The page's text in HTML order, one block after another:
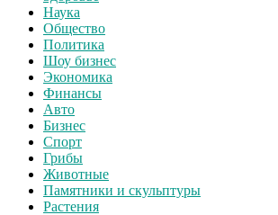
Наука
Общество
Политика
Шоу бизнес
Экономика
Финансы
Авто
Бизнес
Спорт
Грибы
Животные
Памятники и скульптуры
Растения